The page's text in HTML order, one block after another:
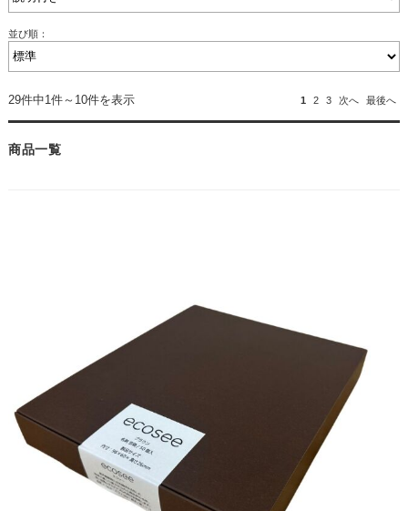
並び順：
29件中1件～10件を表示 1 2 3 次へ 最後へ
商品一覧